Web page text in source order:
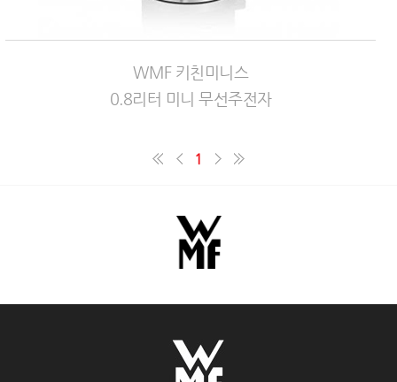
WMF 키친미니스
0.8리터 미니 무선주전자
1